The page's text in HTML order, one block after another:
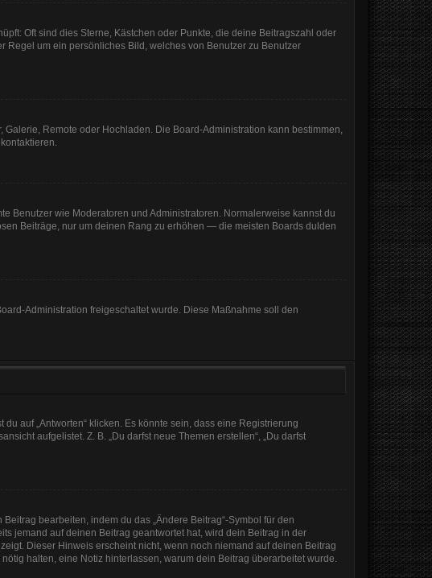
Oft sind dies Sterne, Kästchen oder Punkte, die deine Beitragszahl oder
Regel um ein persönliches Bild, welches von Benutzer zu Benutzer
Remote oder Hochladen. Die Board-Administration kann bestimmen,
Benutzer wie Moderatoren und Administratoren. Normalerweise kannst du
Beiträge, nur um deinen Rang zu erhöhen — die meisten Boards dulden
Administration freigeschaltet wurde. Diese Maßnahme soll den
auf „Antworten“ klicken. Es könnte sein, dass eine Registrierung
aufgelistet. Z. B. „Du darfst neue Themen erstellen“, „Du darfst
bearbeiten, indem du das „Ändere Beitrag“-Symbol für den
jemand auf deinen Beitrag geantwortet hat, wird dein Beitrag in der
Dieser Hinweis erscheint nicht, wenn noch niemand auf deinen Beitrag
halten, eine Notiz hinterlassen, warum dein Beitrag überarbeitet wurde.